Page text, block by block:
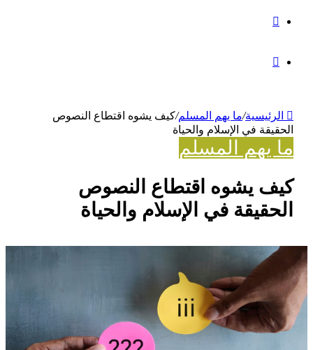
الرئيسية/ما يهم المسلم/كيف يشوه اقتطاع النصوص
الحقيقة في الإسلام والحياة
ما يهم المسلم
كيف يشوه اقتطاع النصوص
الحقيقة في الإسلام والحياة